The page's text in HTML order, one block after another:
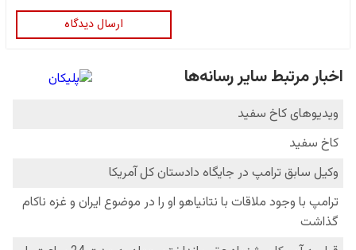
ارسال دیدگاه